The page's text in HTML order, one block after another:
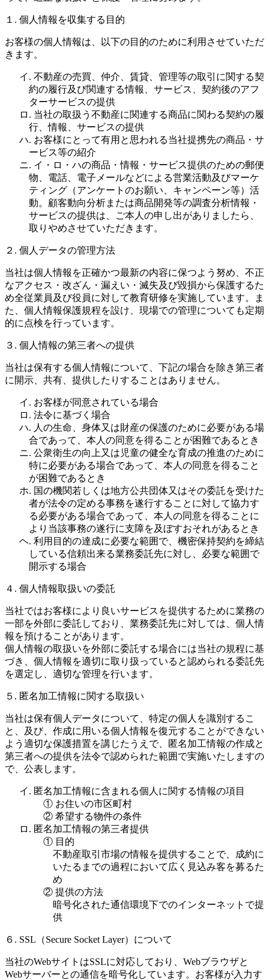
１. 個人情報を収集する目的
お客様の個人情報は、以下の目的のために利用させていただ
きます。
イ. 不動産の売買、仲介、賃貸、管理等の取引に関する契
約の履行及び関連する情報、サービス、契約後のアフ
ターサービスの提供
ロ. 当社の取扱う不動産に関連する商品に関わる契約の履
行、情報、サービスの提供
ハ. お客様にとって有用と思われる当社提携先の商品・サ
ービス等の紹介
ニ. イ・ロ・ハの商品・情報・サービス提供のための郵便
物、電話、電子メールなどによる営業活動及びマーケ
ティング（アンケートのお願い、キャンペーン等）活
動。顧客動向分析または商品開発等の調査分析情報・
サービスの提供は、ご本人の申し出がありましたら、
取りやめさせていただきます。
２. 個人データの管理方法
当社は個人情報を正確かつ最新の内容に保つよう努め、不正
なアクセス・改ざん・漏えい・滅失及び毀損から保護するた
め全従業員及び役員に対して教育研修を実施しています。ま
た、個人情報保護規程を設け、現場での管理についても定期
的に点検を行っています。
３. 個人情報の第三者への提供
当社は保有する個人情報について、下記の場合を除き第三者
に開示、共有、提供したりすることはありません。
イ. お客様が同意されている場合
ロ. 法令に基づく場合
ハ. 人の生命、身体又は財産の保護のために必要がある場
合であって、本人の同意を得ることが困難であるとき
ニ. 公衆衛生の向上又は児童の健全な育成の推進のために
特に必要がある場合であって、本人の同意を得ること
が困難であるとき
ホ. 国の機関若しくは地方公共団体又はその委託を受けた
者が法令の定める事務を遂行することに対して協力す
る必要がある場合であって、本人の同意を得ることに
より当該事務の遂行に支障を及ぼすおそれがあるとき
ヘ. 利用目的の達成に必要な範囲で、機密保持契約を締結
している信頼出来る業務委託先に対し、必要な範囲で
開示する場合
４. 個人情報取扱いの委託
当社ではお客様により良いサービスを提供するために業務の
一部を外部に委託しており、業務委託先に対しては、個人情
報を預けることがあります。
個人情報の取扱いを外部に委託する場合には当社の規程に基
づき、個人情報を適切に取り扱っていると認められる委託先
を選定し、適切な管理を行います。
５. 匿名加工情報に関する取扱い
当社は保有個人データについて、特定の個人を識別するこ
と、及び、作成に用いる個人情報を復元することができない
よう適切な保護措置を講じたうえで、匿名加工情報の作成と
第三者への提供を法令で認められた範囲で実施いたしますの
で、公表します。
イ. 匿名加工情報に含まれる個人に関する情報の項目
① お住いの市区町村
② 希望する物件の条件
ロ. 匿名加工情報の第三者提供
① 目的
不動産取引市場の情報を提供することで、成約に
いたるまでの過程において広く見込み客を募るた
め
② 提供の方法
暗号化された通信環境下でのインターネットで提
供
６. SSL（Secure Socket Layer）について
当社のWebサイトはSSLに対応しており、Webブラウザと
Webサーバーとの通信を暗号化しています。お客様が入力す